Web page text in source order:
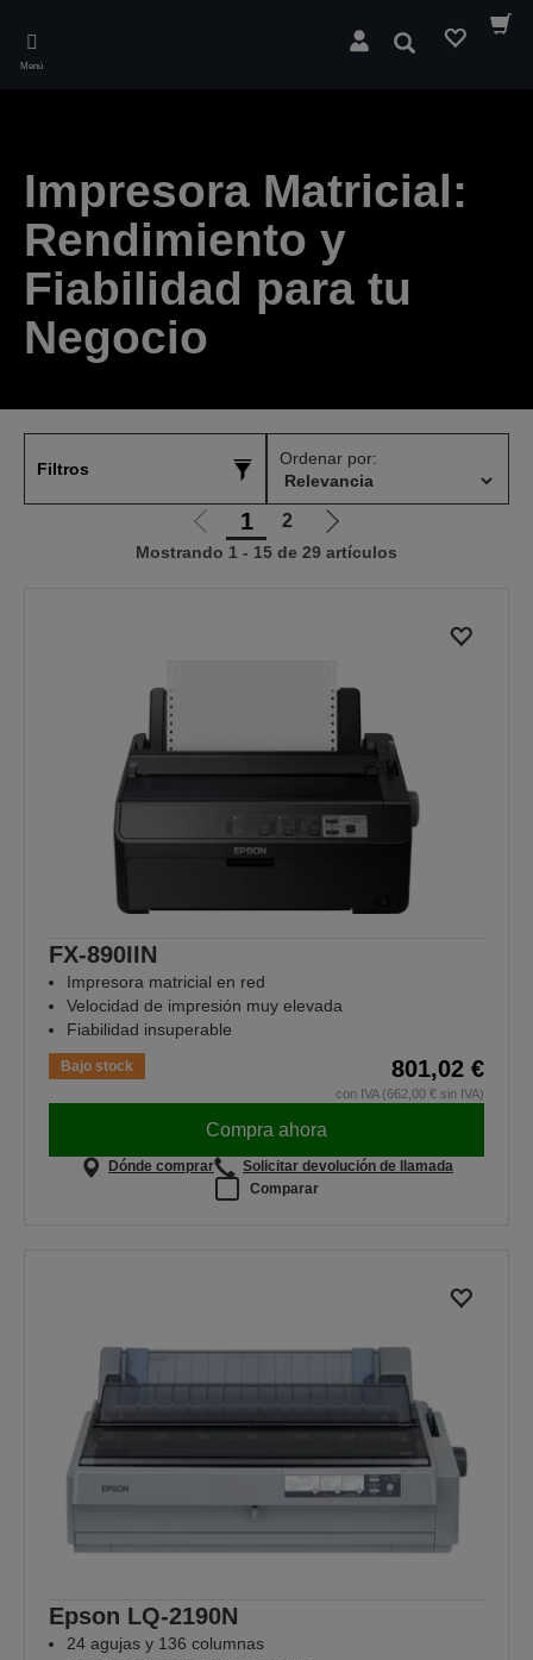
main
Menú
Buscar
Impresora Matricial:
Rendimiento y
Fiabilidad para tu
Negocio
Filtros
Ordenar por:
Ir
a
1 2
Ir
a
Mostrando 1 - 15 de 29 artículos
FX-890IIN
Impresora matricial en red
Velocidad de impresión muy elevada
Fiabilidad insuperable
Bajo stock 801,02 €
con IVA (662,00 € sin IVA)
Compra ahora
Dónde comprar
Solicitar devolución de llamada
Comparar
Epson LQ-2190N
24 agujas y 136 columnas